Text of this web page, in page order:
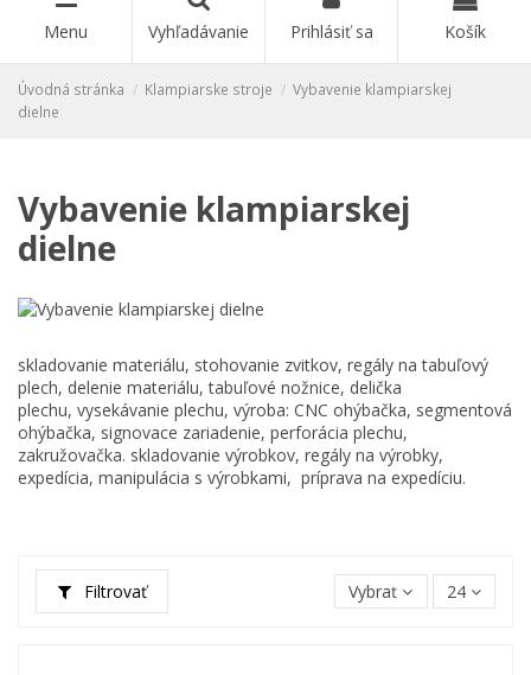
Menu Vyhľadávanie Prihlásiť sa Košík
Úvodná stránka Klampiarske stroje
Vybavenie klampiarskej
dielne
Vybavenie klampiarskej
dielne
skladovanie materiálu, stohovanie zvitkov, regály na tabuľový
plech, delenie materiálu, tabuľové nožnice, delička
plechu, vysekávanie plechu, výroba: CNC ohýbačka, segmentová
ohýbačka, signovace zariadenie, perforácia plechu,
zakružovačka. skladovanie výrobkov, regály na výrobky,
expedícia, manipulácia s výrobkami, príprava na expedíciu.
Filtrovať Vybrať 24